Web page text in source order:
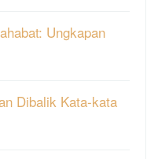
Ungkapan
Dibalik Kata-kata